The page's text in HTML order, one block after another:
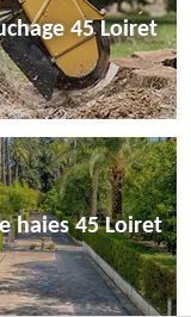
45 Loiret
haies 45 Loiret